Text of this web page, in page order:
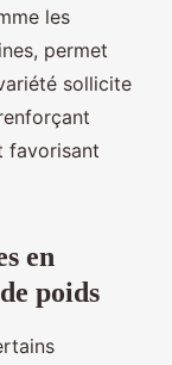
les
permet
sollicite
favorisant
en
poids